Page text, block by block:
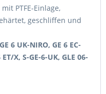
PTFE-Einlage,
geschliffen und
6 UK-NIRO, GE 6 EC-
ET/X, S-GE-6-UK, GLE 06-